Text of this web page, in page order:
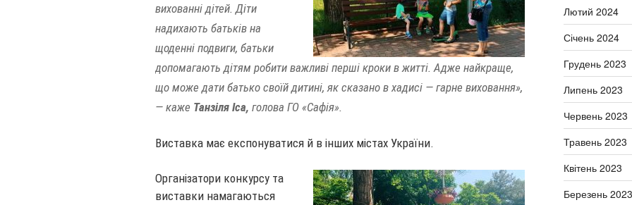
вихованні дітей. Діти
надихають батьків на
щоденні подвиги, батьки
допомагають дітям робити важливі перші кроки в житті. Адже найкраще,
що може дати батько своїй дитині, як сказано в хадисі — гарне виховання»,
— каже Танзіля Іса, голова ГО «Сафія».
Виставка має експонуватися й в інших містах України.
Організатори конкурсу та
виставки намагаються
Лютий 2024
Січень 2024
Грудень 2023
Липень 2023
Червень 2023
Травень 2023
Квітень 2023
Березень 2023